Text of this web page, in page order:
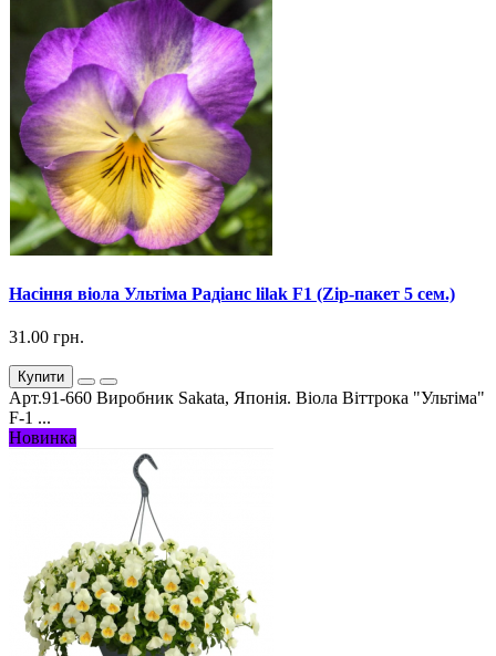
Насіння віола Ультіма Радіанс lilak F1 (Zip-пакет 5 сем.)
31.00 грн.
Купити
Арт.91-660 Виробник Sakata, Японія. Віола Віттрока "Ультіма"
F-1 ...
Новинка